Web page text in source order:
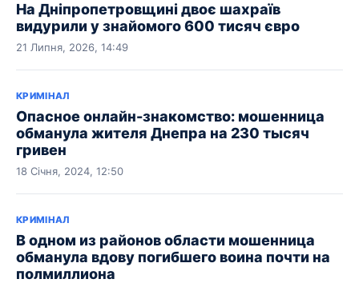
На Дніпропетровщині двоє шахраїв
видурили у знайомого 600 тисяч євро
21 Липня, 2026, 14:49
КРИМІНАЛ
Опасное онлайн-знакомство: мошенница
обманула жителя Днепра на 230 тысяч
гривен
18 Січня, 2024, 12:50
КРИМІНАЛ
В одном из районов области мошенница
обманула вдову погибшего воина почти на
полмиллиона